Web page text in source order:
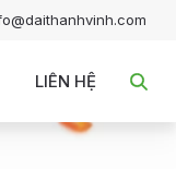
LIÊN HỆ